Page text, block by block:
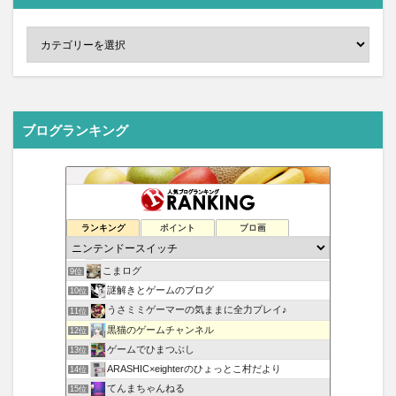
ブログランキング
ランキング ポイント ブロ画
ゲームのお話＠情報
ゼルダの伝説まとめ速報
Switch覚え書き
8位 トレーディングカードサプライ卸 ミニツーストア mini2x
9位 こまログ
10位 謎解きとゲームのブログ
11位 うさミミゲーマーの気ままに全力プレイ♪
12位 黒猫のゲームチャンネル
13位 ゲームでひまつぶし
14位 ARASHIC×eighterのひょっとこ村だより
15位 てんまちゃんねる